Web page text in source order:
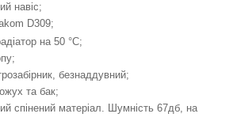
навіс;
D309;
на 50 °C;
безнаддувний;
та бак;
спінений матеріал. Шумність 67дб, на